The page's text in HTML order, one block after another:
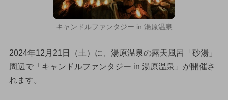
キャンドルファンタジー in 湯原温泉
2024年12月21日（土）に、湯原温泉の露天風呂「砂湯」
周辺で「キャンドルファンタジー in 湯原温泉」が開催さ
れます。